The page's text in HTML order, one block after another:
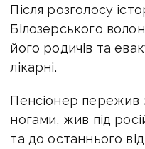
Після розголосу
Білозерського
його родичів та
лікарні.
Пенсіонер пережив
ногами, жив під
та до останнього